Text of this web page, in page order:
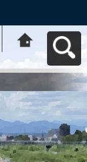
動応援ｻｲﾄ はち
コミねっとへ戻